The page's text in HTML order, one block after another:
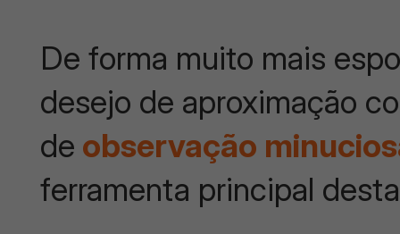
De forma muito mais
desejo de aproximação
de observação
ferramenta principal